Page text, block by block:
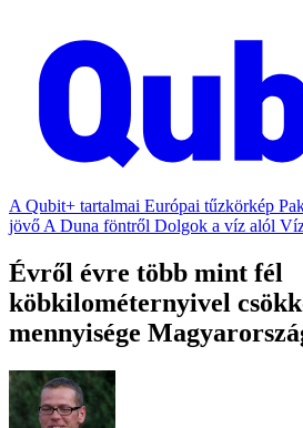
A Qubit+ tartalmai Európai tűzkörkép
jövő A Duna föntről Dolgok a víz alól
Évről évre több mint fél
köbkilométernyivel
mennyisége